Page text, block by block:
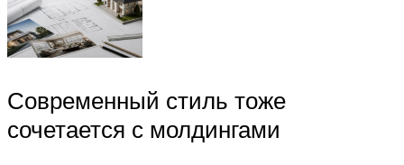
Современный стиль тоже
сочетается с молдингами